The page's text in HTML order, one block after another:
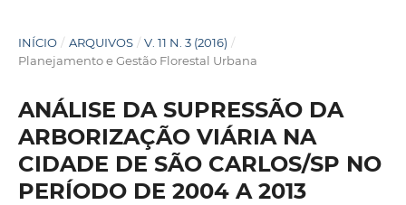
INÍCIO / ARQUIVOS / V. 11 N. 3 (2016) /
Planejamento e Gestão Florestal Urbana
ANÁLISE DA SUPRESSÃO DA
ARBORIZAÇÃO VIÁRIA NA
CIDADE DE SÃO CARLOS/SP NO
PERÍODO DE 2004 A 2013